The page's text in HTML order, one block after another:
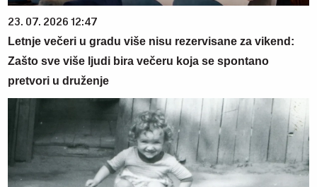
23. 07. 2026 12:47
Letnje večeri u gradu više nisu rezervisane za vikend:
Zašto sve više ljudi bira večeru koja se spontano
pretvori u druženje